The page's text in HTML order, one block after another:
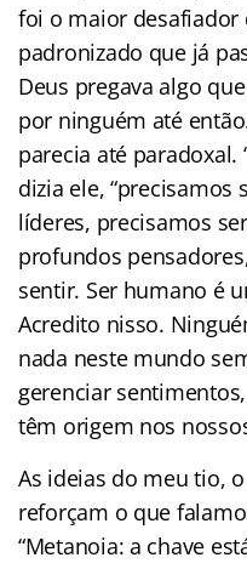
foi o maior desafiador
padronizado que já
Deus pregava algo
por ninguém até
parecia até paradoxal.
dizia ele, “precisamos
líderes, precisamos
profundos
sentir. Ser humano é
Acredito nisso.
nada neste mundo
gerenciar
têm origem nos
As ideias do meu tio,
reforçam o que
“Metanoia: a chave